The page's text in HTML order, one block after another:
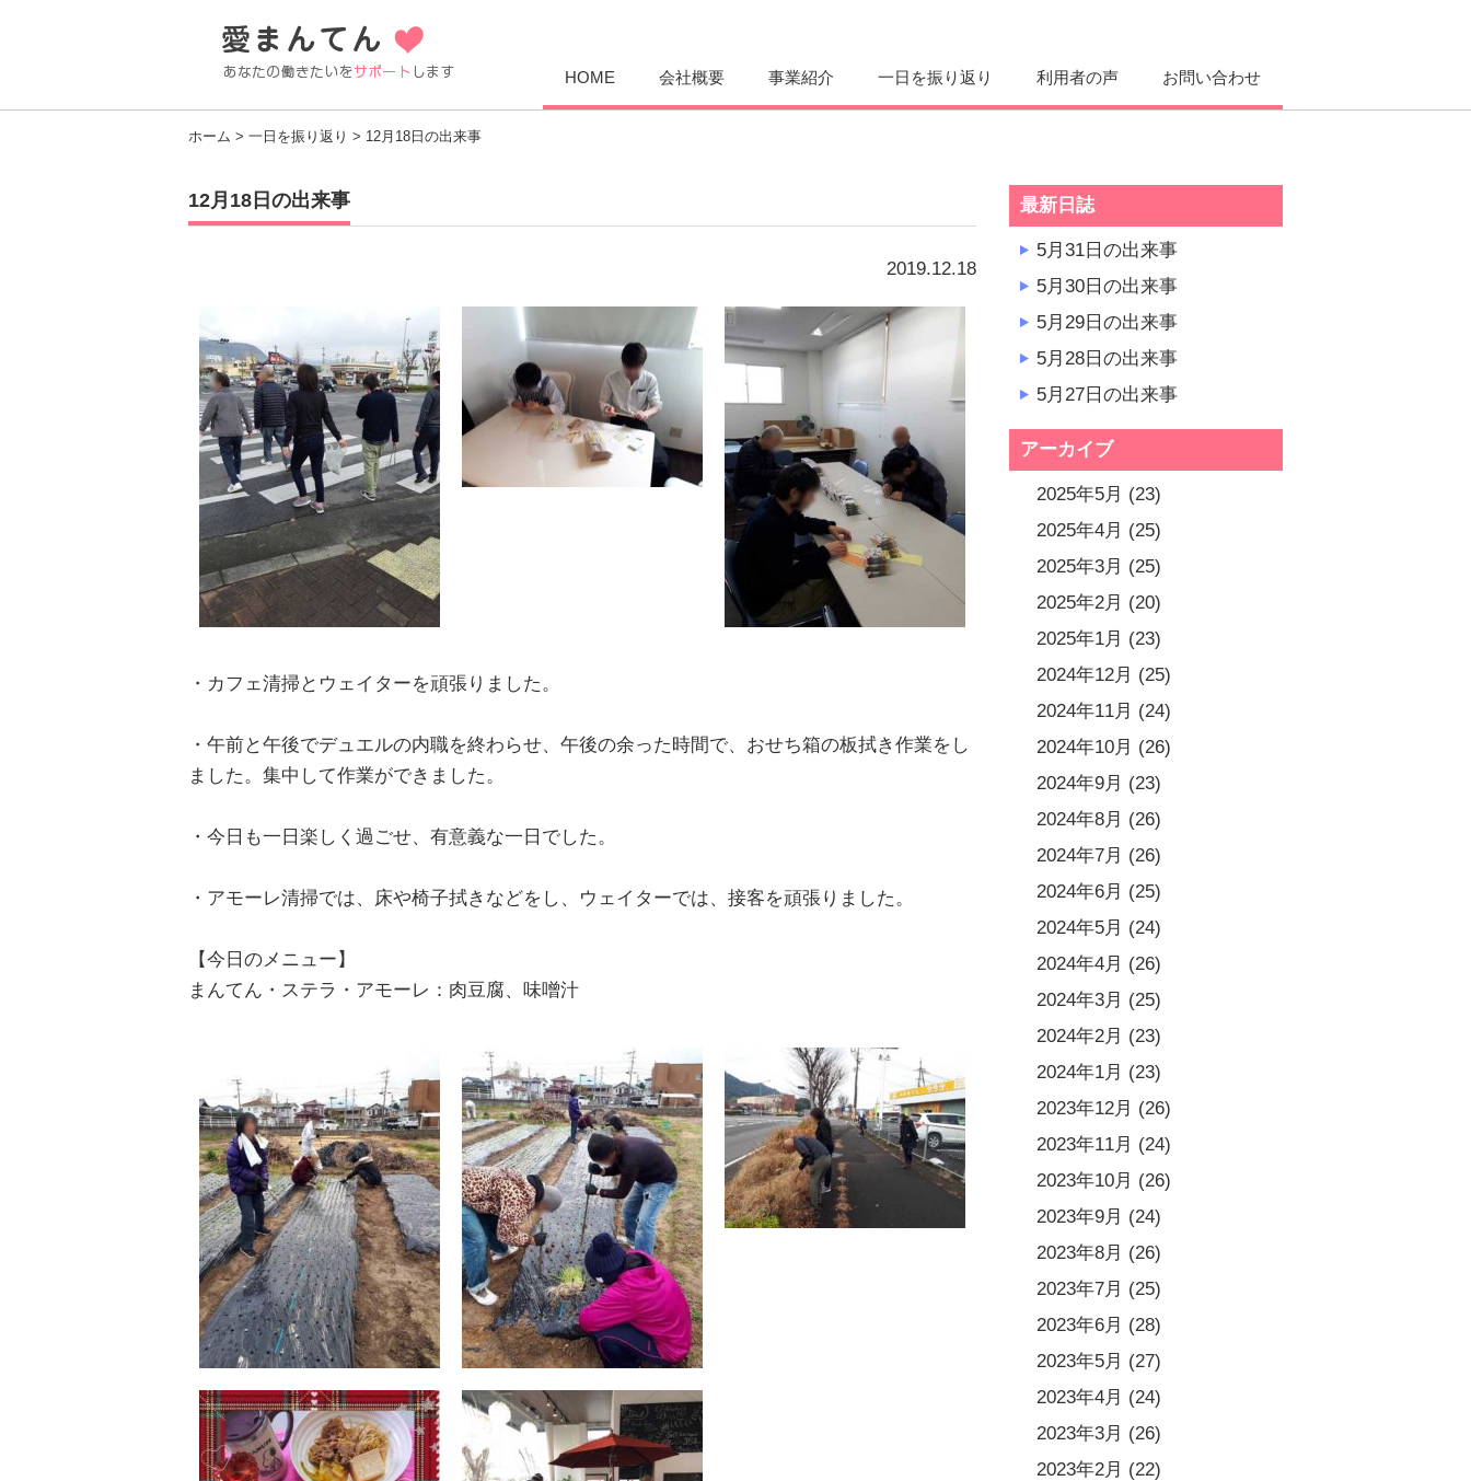
HOME 会社概要 事業紹介 一日を振り返り 利用者の声 お問い合わせ
ホーム > 一日を振り返り > 12月18日の出来事
12月18日の出来事
2019.12.18
・カフェ清掃とウェイターを頑張りました。
・午前と午後でデュエルの内職を終わらせ、午後の余った時間で、おせち箱の板拭き作業をし
ました。集中して作業ができました。
・今日も一日楽しく過ごせ、有意義な一日でした。
・アモーレ清掃では、床や椅子拭きなどをし、ウェイターでは、接客を頑張りました。
【今日のメニュー】
まんてん・ステラ・アモーレ：肉豆腐、味噌汁
最新日誌
5月31日の出来事
5月30日の出来事
5月29日の出来事
5月28日の出来事
5月27日の出来事
アーカイブ
2025年5月 (23)
2025年4月 (25)
2025年3月 (25)
2025年2月 (20)
2025年1月 (23)
2024年12月 (25)
2024年11月 (24)
2024年10月 (26)
2024年9月 (23)
2024年8月 (26)
2024年7月 (26)
2024年6月 (25)
2024年5月 (24)
2024年4月 (26)
2024年3月 (25)
2024年2月 (23)
2024年1月 (23)
2023年12月 (26)
2023年11月 (24)
2023年10月 (26)
2023年9月 (24)
2023年8月 (26)
2023年7月 (25)
2023年6月 (28)
2023年5月 (27)
2023年4月 (24)
2023年3月 (26)
2023年2月 (22)